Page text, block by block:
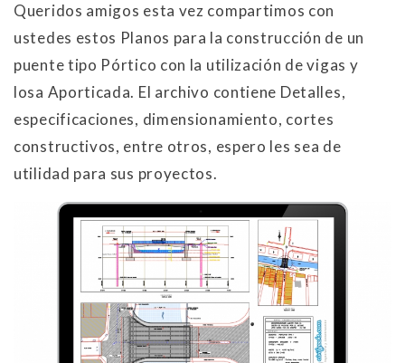
Queridos amigos esta vez compartimos con
ustedes estos Planos para la construcción de un
puente tipo Pórtico con la utilización de vigas y
losa Aporticada. El archivo contiene Detalles,
especificaciones, dimensionamiento, cortes
constructivos, entre otros, espero les sea de
utilidad para sus proyectos.